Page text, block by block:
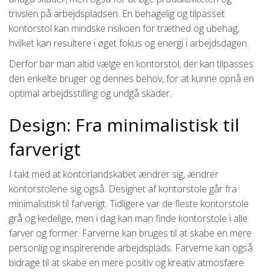
trivslen på arbejdspladsen. En behagelig og tilpasset
kontorstol kan mindske risikoen for træthed og ubehag,
hvilket kan resultere i øget fokus og energi i arbejdsdagen.
Derfor bør man altid vælge en kontorstol, der kan tilpasses
den enkelte bruger og dennes behov, for at kunne opnå en
optimal arbejdsstilling og undgå skader.
Design: Fra minimalistisk til
farverigt
I takt med at kontorlandskabet ændrer sig, ændrer
kontorstolene sig også. Designet af kontorstole går fra
minimalistisk til farverigt. Tidligere var de fleste kontorstole
grå og kedelige, men i dag kan man finde kontorstole i alle
farver og former. Farverne kan bruges til at skabe en mere
personlig og inspirerende arbejdsplads. Farverne kan også
bidrage til at skabe en mere positiv og kreativ atmosfære